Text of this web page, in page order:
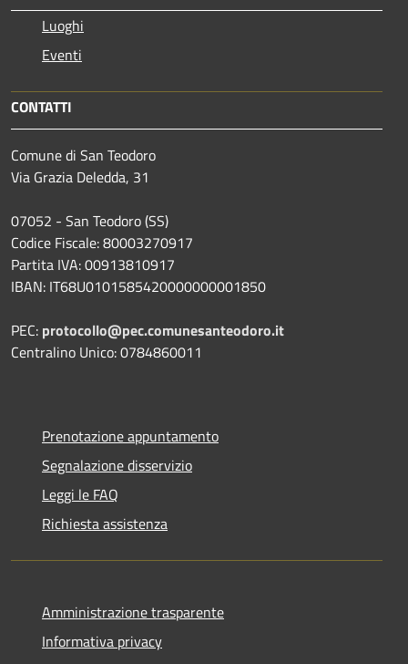
Luoghi
Eventi
CONTATTI
Comune di San Teodoro
Via Grazia Deledda, 31
07052 - San Teodoro (SS)
Codice Fiscale: 80003270917
Partita IVA: 00913810917
IBAN: IT68U0101585420000000001850
PEC: protocollo@pec.comunesanteodoro.it
Centralino Unico: 0784860011
Prenotazione appuntamento
Segnalazione disservizio
Leggi le FAQ
Richiesta assistenza
Amministrazione trasparente
Informativa privacy